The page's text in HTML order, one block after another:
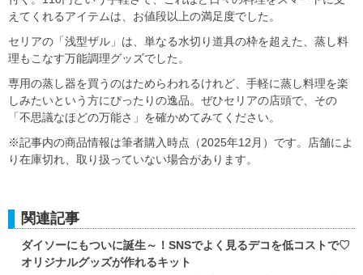
えてくれるアイテムは、お値段以上の満足度でした。
セリアの「浅型ザル」は、単なる水切り道具の枠を超えた、蒸し料
理もこなす万能調理グッズでした。
専用の蒸し器を買うのはためらわれるけれど、手軽に蒸し料理を楽
しみたいという方にぴったりの逸品。ぜひセリアの店頭で、その
「不思議なほどの万能さ」を確かめてみてください。
※記事内の商品情報は筆者購入時点（2025年12月）です。店舗によ
り在庫切れ、取り扱っていない場合があります。
関連記事
ダイソーにもついに誕生～！SNSでよく見るデコを低コストで♡
オリジナルグッズが作れるキット